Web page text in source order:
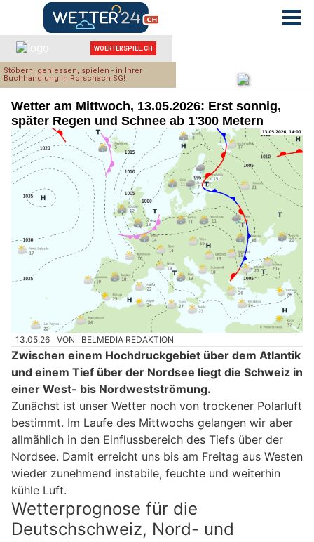
Wetter am Mittwoch, 13.05.2026: Erst sonnig,
später Regen und Schnee ab 1'300 Metern
13.05.26 VON BELMEDIA REDAKTION
Zwischen einem Hochdruckgebiet über dem Atlantik
und einem Tief über der Nordsee liegt die Schweiz in
einer West- bis Nordwestströmung.
Zunächst ist unser Wetter noch von trockener Polarluft
bestimmt. Im Laufe des Mittwochs gelangen wir aber
allmählich in den Einflussbereich des Tiefs über der
Nordsee. Damit erreicht uns bis am Freitag aus Westen
wieder zunehmend instabile, feuchte und weiterhin
kühle Luft.
Wetterprognose für die
Deutschschweiz, Nord- und